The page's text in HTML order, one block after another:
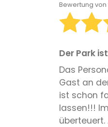
Bewertung von
Der Park
Das
Gast an
ist schon
lassen!!!